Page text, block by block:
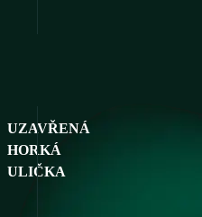
UZAVŘENÁ
HORKÁ
ULIČKA